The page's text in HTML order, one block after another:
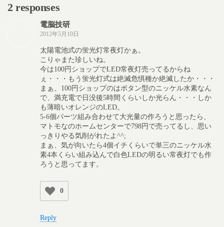
2 responses
電脳技研
2012年5月10日
太陽電池式の蛍光灯常夜灯かぁ。
こりゃまた珍しいね。
今は100円ショップでLED常夜灯売ってるからね
ぇ・・・もう蛍光灯式は絶滅危惧種か絶滅したか・・・
まぁ、100円ショップのはボタン型のニッケル水素なん
で、満充電で日没後5時間くらいしか光らん・・・しか
も薄暗いオレンジのLED。
5-6個パーツ組み合わせて大光量の作ろうと思ったら、
マトモなのホームセンターで798円で売ってるし、思い
っきりやる気削がれたよ^^;
まぁ、気が向いたら4個イチくらいで単三のニッケル水
素4本くらい組み込んで白色LEDの明るい常夜灯でも作
ろうと思ってます。
0
Reply